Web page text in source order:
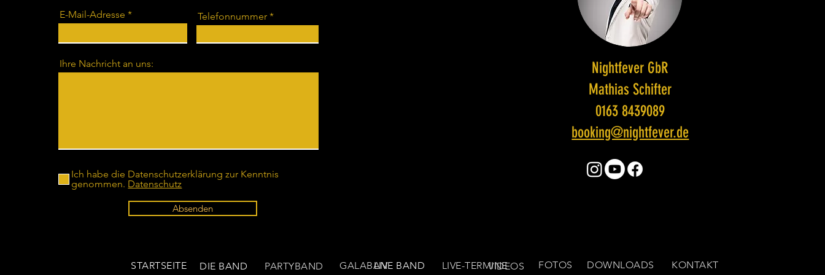
E-Mail-Adresse Telefonnummer
Ihre Nachricht an uns:
Ich habe die Datenschutzerklärung zur Kenntnis
genommen. Datenschutz
Absenden
STARTSEITE DIE BAND PARTYBAND GALABANDLIVE BAND
Nightfever GbR
Mathias Schifter
0163 8439089
booking@nightfever.de
VIDEOS FOTOS DOWNLOADS KONTAKT
LIVE-TERMINE